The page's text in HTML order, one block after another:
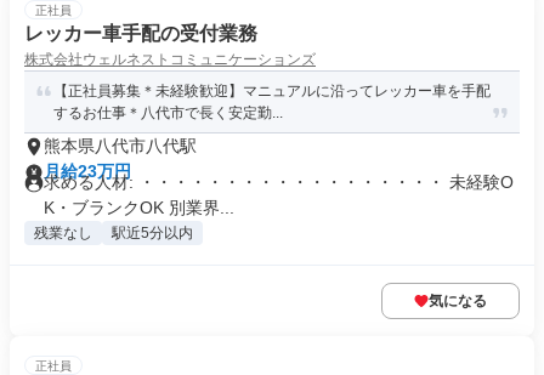
正社員
レッカー車手配の受付業務
株式会社ウェルネストコミュニケーションズ
【正社員募集＊未経験歓迎】マニュアルに沿ってレッカー車を手配
するお仕事＊八代市で長く安定勤...
熊本県八代市八代駅
月給23万円
求める人材: ・・・・・・・・・・・・・・・・・・ 未経験O
K・ブランクOK 別業界...
残業なし 駅近5分以内
気になる
正社員